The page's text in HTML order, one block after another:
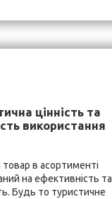
цінність та
використання
в асортименті
на ефективність та
Будь то туристичне